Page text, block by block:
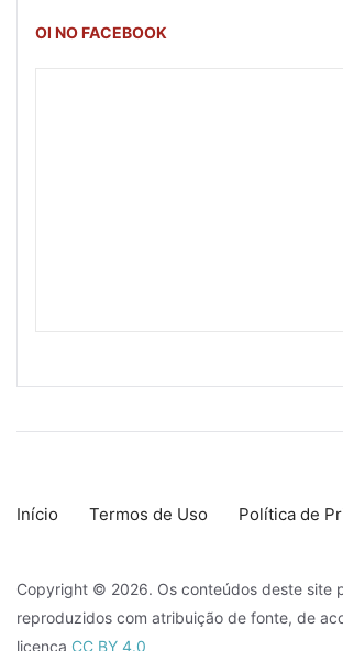
OI NO FACEBOOK
Início Termos de Uso Política de
Copyright © 2026. Os conteúdos deste site
reproduzidos com atribuição de fonte, de
licença CC BY 4.0